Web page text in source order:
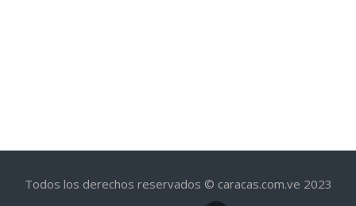
Todos los derechos reservados © caracas.com.ve 2023